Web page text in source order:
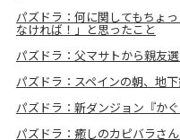
パズドラ：何に関してもちょ
なければ！」と思ったこと
パズドラ：父マサトから親友
パズドラ：スペインの朝、地
パズドラ：新ダンジョン『か
パズドラ：癒しのカピバラさ